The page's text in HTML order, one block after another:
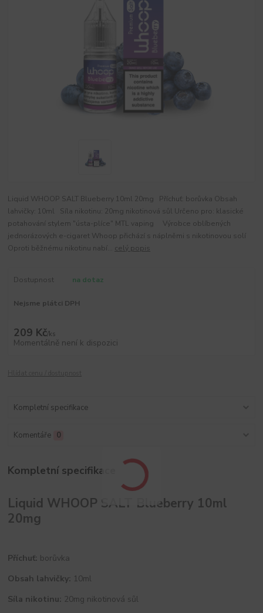
Liquid WHOOP SALT Blueberry 10ml 20mg Příchuť: borůvka Obsah
lahvičky: 10ml Síla nikotinu: 20mg nikotinová sůl Určeno pro: klasické
potahování stylem "ústa-plíce" MTL vaping Výrobce oblíbených
jednorázových e-cigaret Whoop přichází s náplněmi s nikotinovou solí
Oproti běžnému nikotinu nabí... celý popis
Dostupnost na dotaz
Nejsme plátci DPH
209 Kč/ks
Momentálně není k dispozici
Kompletní specifikace
Komentáře 0
Kompletní specifikace
Liquid WHOOP SALT Blueberry 10ml
20mg
Příchuť: borůvka
Obsah lahvičky: 10ml
Síla nikotinu: 20mg nikotinová sůl